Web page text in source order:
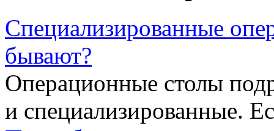
Специализированные
бывают?
Операционные столы
и специализированные.